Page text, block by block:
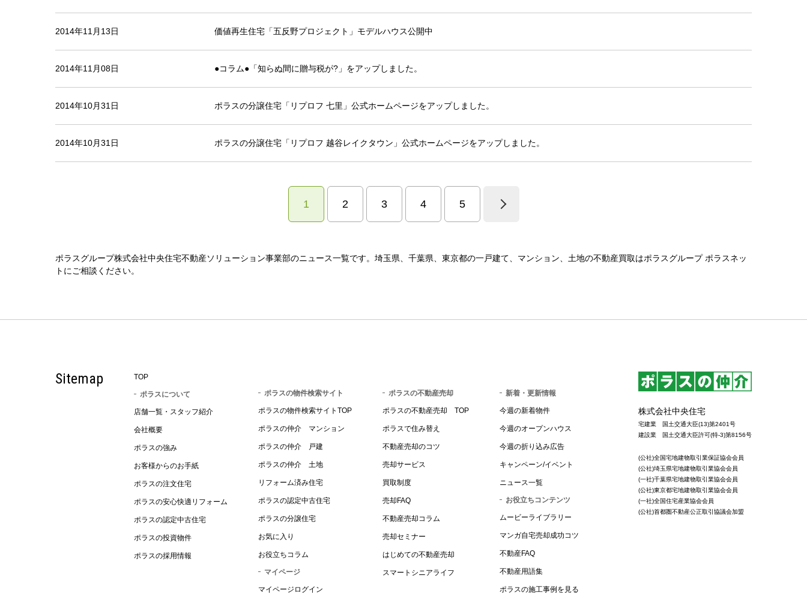
2014年11月13日 価値再生住宅「五反野プロジェクト」モデルハウス公開中
2014年11月08日 ●コラム●「知らぬ間に贈与税が?」をアップしました。
2014年10月31日 ポラスの分譲住宅「リプロフ 七里」公式ホームページをアップしました。
2014年10月31日 ポラスの分譲住宅「リプロフ 越谷レイクタウン」公式ホームページをアップしました。
1 2 3 4 5
ポラスグループ株式会社中央住宅不動産ソリューション事業部のニュース一覧です。埼玉県、千葉県、東京都の一戸建て、マンション、土地の不動産買取はポラスグループ ポラスネッ
トにご相談ください。
Sitemap TOP
ポラスについて
店舗一覧・スタッフ紹介
会社概要
ポラスの強み
お客様からのお手紙
ポラスの注文住宅
ポラスの安心快適リフォーム
ポラスの認定中古住宅
ポラスの投資物件
ポラスの採用情報
ポラスの物件検索サイト
ポラスの物件検索サイトTOP
ポラスの仲介 マンション
ポラスの仲介 戸建
ポラスの仲介 土地
リフォーム済み住宅
ポラスの認定中古住宅
ポラスの分譲住宅
お気に入り
お役立ちコラム
マイページ
マイページログイン
ポラスの不動産売却
ポラスの不動産売却 TOP
ポラスで住み替え
不動産売却のコツ
売却サービス
買取制度
売却FAQ
不動産売却コラム
売却セミナー
はじめての不動産売却
スマートシニアライフ
新着・更新情報
今週の新着物件
今週のオープンハウス
今週の折り込み広告
キャンペーン/イベント
ニュース一覧
お役立ちコンテンツ
ムービーライブラリー
マンガ自宅売却成功コツ
不動産FAQ
不動産用語集
ポラスの施工事例を見る
株式会社中央住宅
宅建業 国土交通大臣(13)第2401号
建設業 国土交通大臣許可(特-3)第8156号
(公社)全国宅地建物取引業保証協会会員
(公社)埼玉県宅地建物取引業協会会員
(一社)千葉県宅地建物取引業協会会員
(公社)東京都宅地建物取引業協会会員
(一社)全国住宅産業協会会員
(公社)首都圏不動産公正取引協議会加盟